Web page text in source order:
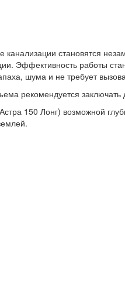
становятся
Эффективность работы
шума и не требует
рекомендуется
150 Лонг) возможной